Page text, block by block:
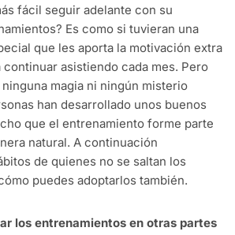
fácil seguir adelante con su
Es como si tuvieran una
que les aporta la motivación extra
asistiendo cada mes. Pero
magia ni ningún misterio
han desarrollado unos buenos
que el entrenamiento forme parte
natural. A continuación
de quienes no se saltan los
puedes adoptarlos también.
los entrenamientos en otras partes